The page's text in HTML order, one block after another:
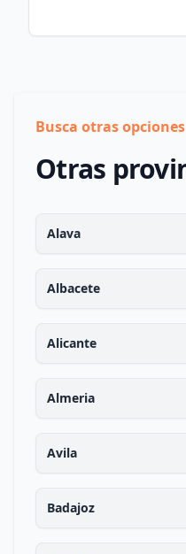
Busca otras opciones
Otras
Alava
Albacete
Alicante
Almeria
Avila
Badajoz